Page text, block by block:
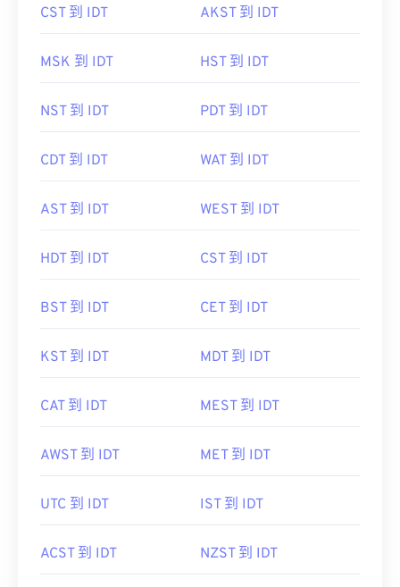
CST 到 IDT AKST 到 IDT
MSK 到 IDT HST 到 IDT
NST 到 IDT PDT 到 IDT
CDT 到 IDT WAT 到 IDT
AST 到 IDT WEST 到 IDT
HDT 到 IDT CST 到 IDT
BST 到 IDT CET 到 IDT
KST 到 IDT MDT 到 IDT
CAT 到 IDT MEST 到 IDT
AWST 到 IDT MET 到 IDT
UTC 到 IDT IST 到 IDT
ACST 到 IDT NZST 到 IDT